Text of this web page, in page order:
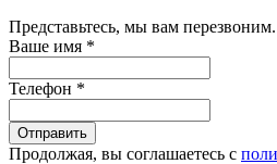
Представьтесь, мы вам
Ваше имя *
Телефон *
Продолжая, вы соглашаетесь с